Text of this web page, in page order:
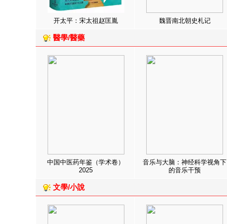
开太平：宋太祖赵匡胤 魏晋南北朝史札记
醫學/醫藥
中国中医药年鉴（学术卷）
2025
音乐与大脑：神经科学视角下
的音乐干预
文學/小說